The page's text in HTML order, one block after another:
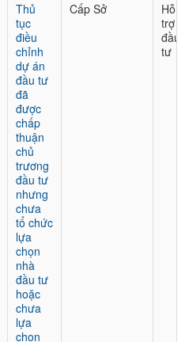
Thủ
tục
điều
chỉnh
dự án
đầu tư
đã
được
chấp
thuận
chủ
trương
đầu tư
nhưng
chưa
tổ chức
lựa
chọn
nhà
đầu tư
hoặc
chưa
lựa
chọn
Cấp Sở
Hỗ
trợ
đầu
tư